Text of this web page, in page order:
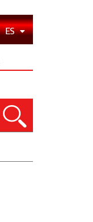
ES
Buscar